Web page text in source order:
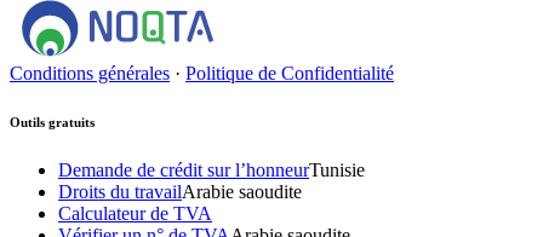
Conditions générales · Politique de Confidentialité
Outils gratuits
Demande de crédit sur l’honneurTunisie
Droits du travailArabie saoudite
Calculateur de TVA